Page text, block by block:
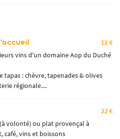
12 €
vins d'un domaine Aop du Duché
tapas : chèvre, tapenades & olives
régionale....
22 €
ou plat provençal à
café, vins et boissons